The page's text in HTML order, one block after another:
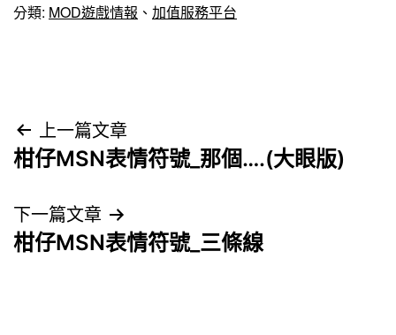
分類: MOD遊戲情報 、 加值服務平台
文
章
導
覽
上一篇文章
柑仔MSN表情符號_那個….(大眼版)
下一篇文章
柑仔MSN表情符號_三條線